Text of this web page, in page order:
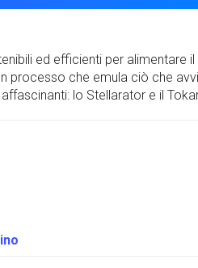
ed efficienti per
processo che emula ciò che
lo Stellarator e il